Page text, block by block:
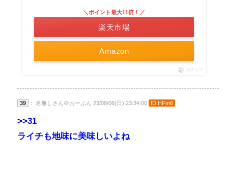
Amazon
＼ポイント最大11倍！／
楽天市場
ポチップ
39 ： 名無しさん＠おーぷん 23/08/06(日) 23:34:00 ID:HFm6
>>31
ライチも地味に美味しいよね